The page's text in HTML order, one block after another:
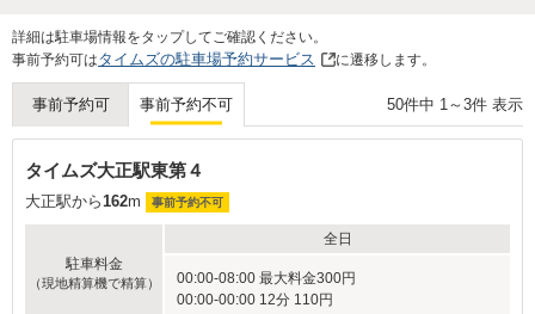
詳細は駐車場情報をタップしてご確認ください。
事前予約可はタイムズの駐車場予約サービス に遷移します。
事前予約可 事前予約不可 50件中 1 ～ 3件 表示
タイムズ大正駅東第４
大正駅から162m 事前予約不可
駐車料金
（現地精算機で精算）
全日
00:00-08:00 最大料金300円
00:00-00:00 12分 110円